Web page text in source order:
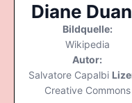
Diane
Bildquelle:
Wikipedia
Autor:
Salvatore Capalbi
Creative Commons